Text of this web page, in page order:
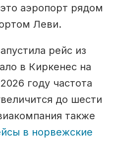
аэропорт рядом
Леви.
рейс из
в Киркенес на
году частота
до шести
также
в норвежские